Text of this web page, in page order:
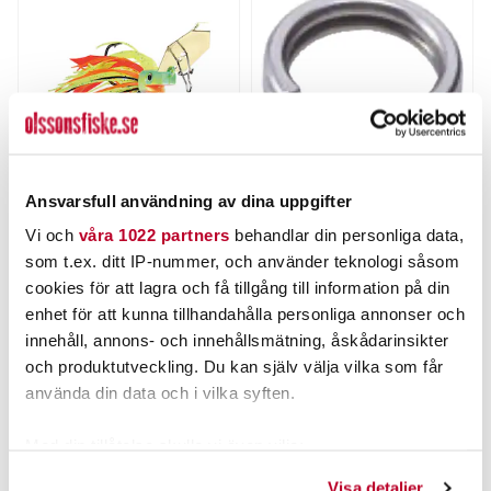
Ansvarsfull användning av dina uppgifter
Vi och våra 1022 partners behandlar din personliga data,
som t.ex. ditt IP-nummer, och använder teknologi såsom
cookies för att lagra och få tillgång till information på din
enhet för att kunna tillhandahålla personliga annonser och
innehåll, annons- och innehållsmätning, åskådarinsikter
och produktutveckling. Du kan själv välja vilka som får
använda din data och i vilka syften.
THE PIG
Pig Hula Chatterbait 15g
Nuvarande pris:
75,00 kr Tidigare pris:
99,00 kr
75,00 kr
99,00 kr
LÄS MER
BFT Fjäderringar Rostfri
Nuvarande pris:
39,00 krTidigare pris:
49,00 kr
39,00 kr
FINNS I LAGER.
LÄS MER